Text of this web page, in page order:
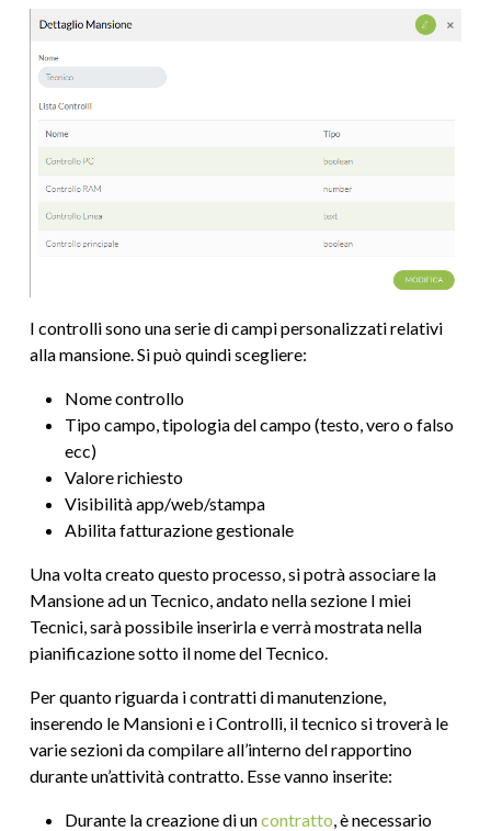
I controlli sono una serie di campi personalizzati relativi
alla mansione. Si può quindi scegliere:
Nome controllo
Tipo campo, tipologia del campo (testo, vero o falso
ecc)
Valore richiesto
Visibilità app/web/stampa
Abilita fatturazione gestionale
Una volta creato questo processo, si potrà associare la
Mansione ad un Tecnico, andato nella sezione I miei
Tecnici, sarà possibile inserirla e verrà mostrata nella
pianificazione sotto il nome del Tecnico.
Per quanto riguarda i contratti di manutenzione,
inserendo le Mansioni e i Controlli, il tecnico si troverà le
varie sezioni da compilare all’interno del rapportino
durante un’attività contratto. Esse vanno inserite:
Durante la creazione di uncontratto, è necessario